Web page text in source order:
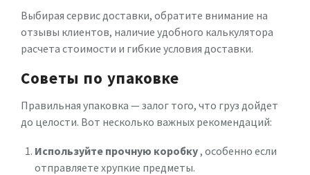
Выбирая сервис доставки, обратите внимание на
отзывы клиентов, наличие удобного калькулятора
расчета стоимости и гибкие условия доставки.
Советы по упаковке
Правильная упаковка — залог того, что груз дойдет
до целости. Вот несколько важных рекомендаций:
Используйте прочную коробку, особенно если
отправляете хрупкие предметы.